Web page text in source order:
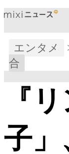
エンタメ
合
『
子」